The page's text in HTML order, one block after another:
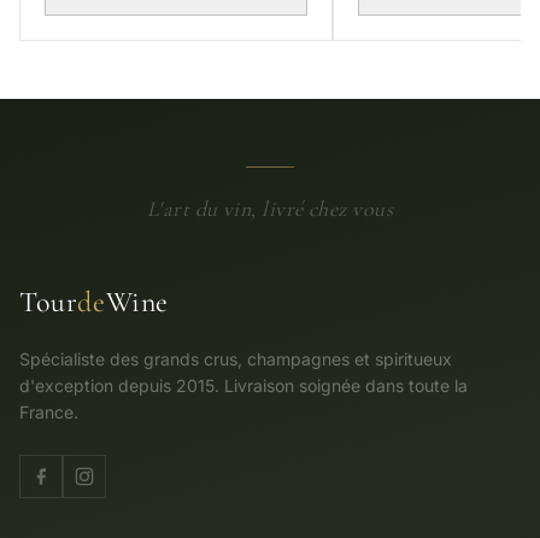
L'art du vin, livré chez vous
TourdeWine
Spécialiste des grands crus, champagnes et spiritueux
d'exception depuis 2015. Livraison soignée dans toute la
France.